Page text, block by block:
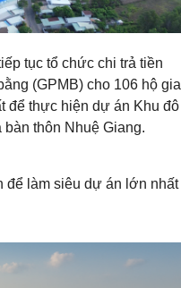
tục tổ chức chi trả tiền
(GPMB) cho 106 hộ gia
để thực hiện dự án Khu đô
bàn thôn Nhuệ Giang.
để làm siêu dự án lớn nhất